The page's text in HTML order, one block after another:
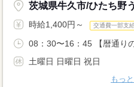
茨城県牛久市/ひたち野
時給1,400円～ 交通費一部支
08：30〜16：45 【暦通り
土曜日 日曜日 祝日
もっ